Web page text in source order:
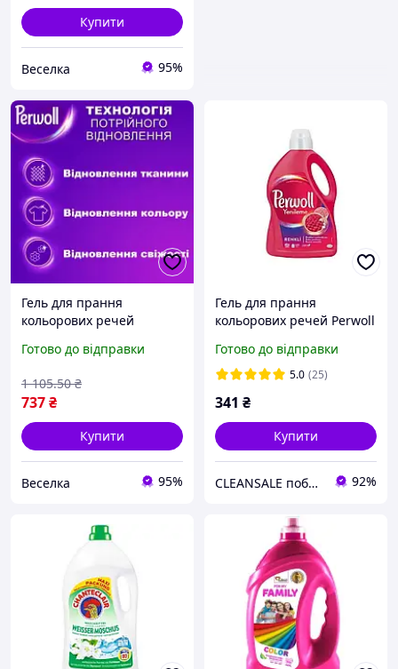
Купити
Веселка 95%
Гель для прання
кольорових речей
збереження яскравості та
Готово до відправки
737₴
1 105.50 ₴
Купити
Веселка 95%
Гель для прання
кольорових речей Perwoll
Готово до відправки
5.0 (25)
341 ₴
Купити
CLEANSALE побутова хімія з Європи для дому та бізнесу 92%